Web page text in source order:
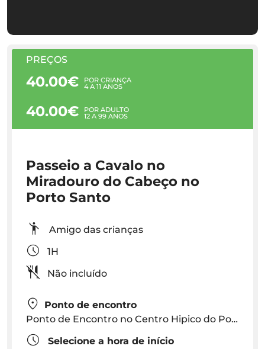
PREÇOS
40.00€ POR CRIANÇA
4 A 11 ANOS
40.00€ POR ADULTO
12 A 99 ANOS
Passeio a Cavalo no
Miradouro do Cabeço no
Porto Santo
Amigo das crianças
1H
Não incluído
Ponto de encontro
Ponto de Encontro no Centro Hipico do Porto Santo
Selecione a hora de início